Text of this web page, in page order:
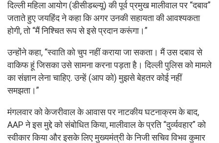
दिल्ली महिला आयोग (डीसीडब्ल्यू) की पूर्व प्रमुख मालीवाल पर “दबाव”
जताते हुए जयहिंद ने कहा कि अगर उनकी सहायता की आवश्यकता
होगी, तो “मैं निश्चित रूप से इसे प्रदान करूंगा।”
उन्होंने कहा, “स्वाति को चुप नहीं कराया जा सकता। मैं उस दबाव से
वाकिफ हूं जिसका उसे सामना करना पड़ता है। दिल्ली पुलिस को मामले
का संज्ञान लेना चाहिए. उन्हें (आप को) मुझसे बेहतर कोई नहीं
समझता।”
मंगलवार को केजरीवाल के आवास पर नाटकीय घटनाक्रम के बाद,
AAP ने इस मुद्दे को संबोधित किया, मालीवाल के प्रति “दुर्व्यवहार” को
स्वीकार किया और इसके लिए मुख्यमंत्री के निजी सचिव विभव कुमार